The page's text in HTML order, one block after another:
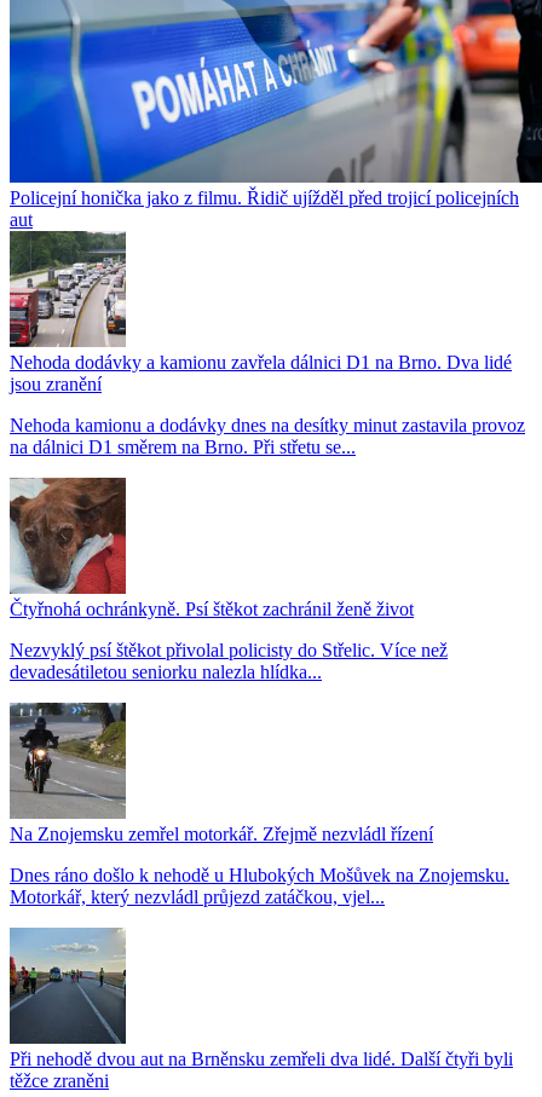
Policejní honička jako z filmu. Řidič ujížděl před trojicí policejních
aut
Nehoda dodávky a kamionu zavřela dálnici D1 na Brno. Dva lidé
jsou zranění
Nehoda kamionu a dodávky dnes na desítky minut zastavila provoz
na dálnici D1 směrem na Brno. Při střetu se...
Čtyřnohá ochránkyně. Psí štěkot zachránil ženě život
Nezvyklý psí štěkot přivolal policisty do Střelic. Více než
devadesátiletou seniorku nalezla hlídka...
Na Znojemsku zemřel motorkář. Zřejmě nezvládl řízení
Dnes ráno došlo k nehodě u Hlubokých Mošůvek na Znojemsku.
Motorkář, který nezvládl průjezd zatáčkou, vjel...
Při nehodě dvou aut na Brněnsku zemřeli dva lidé. Další čtyři byli
těžce zraněni